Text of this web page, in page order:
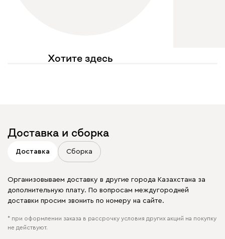
Хотите здесь
Доставка и сборка
Доставка Сборка
Организовываем доставку в другие города Казахстана за
дополнительную плату. По вопросам междугородней
доставки просим звонить по номеру на сайте.
* при оформлении заказа в рассрочку условия других акций на покупку
не действуют.